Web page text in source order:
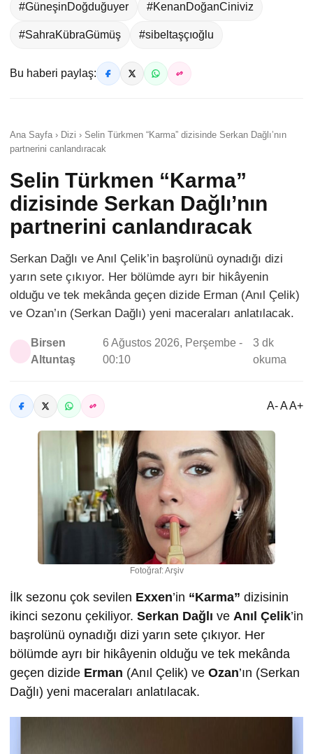
#GüneşinDoğduğuyer #KenanDoğanCiniviz
#SahraKübraGümüş #sibeltaşçıoğlu
Bu haberi paylaş:
Ana Sayfa › Dizi › Selin Türkmen “Karma” dizisinde Serkan Dağlı’nın
partnerini canlandıracak
Selin Türkmen “Karma”
dizisinde Serkan Dağlı’nın
partnerini canlandıracak
Serkan Dağlı ve Anıl Çelik’in başrolünü oynadığı dizi
yarın sete çıkıyor. Her bölümde ayrı bir hikâyenin
olduğu ve tek mekânda geçen dizide Erman (Anıl Çelik)
ve Ozan’ın (Serkan Dağlı) yeni maceraları anlatılacak.
Birsen
Altuntaş
6 Ağustos 2026, Perşembe -
00:10
3 dk
okuma
A- A A+
Fotoğraf: Arşiv
İlk sezonu çok sevilen Exxen’in “Karma” dizisinin
ikinci sezonu çekiliyor. Serkan Dağlı ve Anıl Çelik’in
başrolünü oynadığı dizi yarın sete çıkıyor. Her
bölümde ayrı bir hikâyenin olduğu ve tek mekânda
geçen dizide Erman (Anıl Çelik) ve Ozan’ın (Serkan
Dağlı) yeni maceraları anlatılacak.